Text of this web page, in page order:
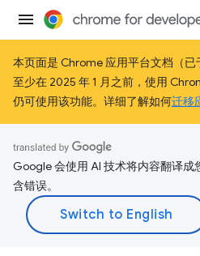
本页面是 Chrome 应用平台文档（已
至少在 2025 年 1 月之前，使用
仍可使用该功能。详细了解如何迁移
Google 会使用 AI 技术将内容翻译成
含错误。